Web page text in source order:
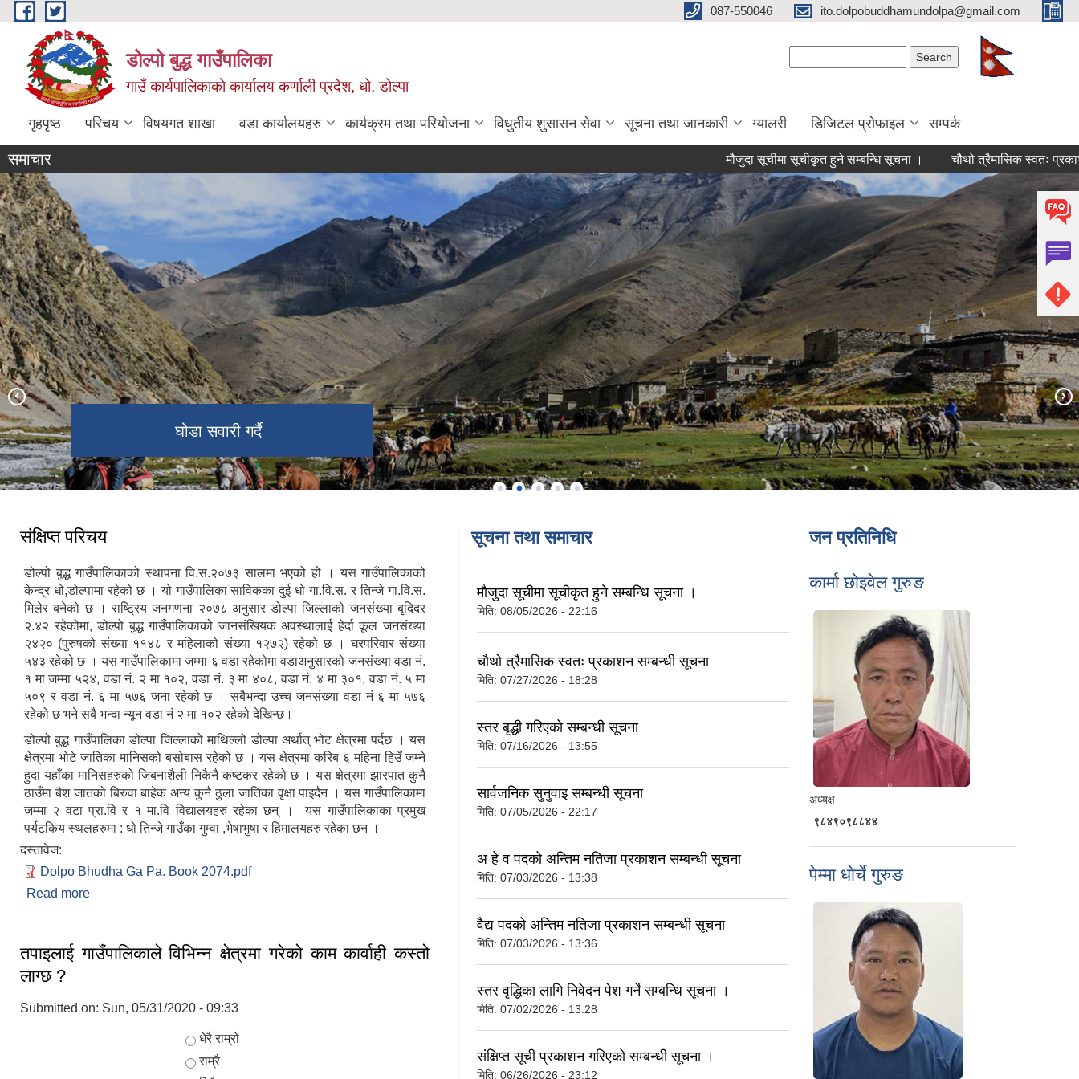
Skip to main content 087-550046 ito.dolpobuddhamundolpa@gmail.com
डोल्पो बुद्ध गाउँपालिका
गाउँ कार्यपालिकाकाे कार्यालय कर्णाली प्रदेश, धो, डोल्पा
गृहपृष्ठ परिचय विषयगत शाखा वडा कार्यालयहरु कार्यक्रम तथा परियोजना विधुतीय शुसासन सेवा सूचना तथा जानकारी ग्यालरी डिजिटल प्रोफाइल सम्पर्क
समाचार मौजुदा सूचीमा सूचीकृत हुने सम्बन्धि सूचना । चौथो त्रैमासिक स्वतः प्रकाशन
Crystal Mountain School
घोडा सवारी गर्दै
पैदल मार्ग उपल्लो डोल्पो
प्राकृतिक सुन्दरताले भरिपुर्ण डोल्पो
समान ओसार्न चौरीको प्रयोग
संक्षिप्त परिचय
डोल्पो बुद्ध गाउँपालिकाको स्थापना वि.स.२०७३ सालमा भएको हो । यस गाउँपालिकाको
केन्द्र धो,डोल्पामा रहेको छ । यो गाउँपालिका साविकका दुई धो गा.वि.स. र तिन्जे गा.वि.स.
मिलेर बनेको छ । राष्ट्रिय जनगणना २०७८ अनुसार डोल्पा जिल्लाको जनसंख्या बृदिदर
२.४२ रहेकोमा, डोल्पो बुद्ध गाउँपालिकाको जानसंखियक अवस्थालाई हेर्दा कूल जनसंख्या
२४२० (पुरुषको संख्या ११४८ र महिलाको संख्या १२७२) रहेको छ । घरपरिवार संख्या
५४३ रहेको छ । यस गाउँपालिकामा जम्मा ६ वडा रहेकोमा वडाअनुसारको जनसंख्या वडा नं.
१ मा जम्मा ५२४, वडा नं. २ मा १०२, वडा नं. ३ मा ४०८, वडा नं. ४ मा ३०१, वडा नं. ५ मा
५०९ र वडा नं. ६ मा ५७६ जना रहेको छ । सबैभन्दा उच्च जनसंख्या वडा नं ६ मा ५७६
रहेको छ भने सबै भन्दा न्यून वडा नं २ मा १०२ रहेको देखिन्छ।
डोल्पो बुद्ध गाउँपालिका डोल्पा जिल्लाको माथिल्लो डोल्पा अर्थात् भोट क्षेत्रमा पर्दछ । यस
क्षेत्रमा भोटे जातिका मानिसको बसोबास रहेको छ । यस क्षेत्रमा करिब ६ महिना हिउँ जम्ने
हुदा यहाँका मानिसहरुको जिबनाशैली निकैनै कष्टकर रहेको छ । यस क्षेत्रमा झारपात कुनै
ठाउँमा बैश जातको बिरुवा बाहेक अन्य कुनै ठुला जातिका वृक्षा पाइदैन । यस गाउँपालिकामा
जम्मा २ वटा प्रा‍.वि र १ मा.वि विद्यालयहरु रहेका छन् । यस गाउँपालिकाका प्रमुख
पर्यटकिय स्थलहरुमा : धो तिन्जे गाउँका गुम्वा ,भेषाभुषा र हिमालयहरु रहेका छन ।
दस्तावेज:
Dolpo Bhudha Ga Pa. Book 2074.pdf
Read more
तपाइलाई गाउँपालिकाले विभिन्न क्षेत्रमा गरेको काम कार्वाही कस्तो
लाग्छ ?
Submitted on: Sun, 05/31/2020 - 09:33
Choices
धेरै राम्रो
राम्रै
सूचना तथा समाचार
मौजुदा सूचीमा सूचीकृत हुने सम्बन्धि सूचना ।
मिति: 08/05/2026 - 22:16
चौथो त्रैमासिक स्वतः प्रकाशन सम्बन्धी सूचना
मिति: 07/27/2026 - 18:28
स्तर बृद्धी गरिएको सम्बन्धी सूचना
मिति: 07/16/2026 - 13:55
सार्वजनिक सुनुवाइ सम्बन्धी सूचना
मिति: 07/05/2026 - 22:17
अ हे व पदको अन्तिम नतिजा प्रकाशन सम्बन्धी सूचना
मिति: 07/03/2026 - 13:38
वैद्य पदको अन्तिम नतिजा प्रकाशन सम्बन्धी सूचना
मिति: 07/03/2026 - 13:36
स्तर वृद्धिका लागि निवेदन पेश गर्ने सम्बन्धि सूचना ।
मिति: 07/02/2026 - 13:28
संक्षिप्त सूची प्रकाशन गरिएको सम्बन्धी सूचना ।
मिति: 06/26/2026 - 23:12
जन प्रतिनिधि
कार्मा छोइवेल गुरुङ
अध्यक्ष
९८४९०९८८४४
पेम्मा धोर्चे गुरुङ